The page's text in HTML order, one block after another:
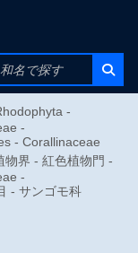
-
-
- Corallinaceae
物界 - 紅色植物門 -
-
- サンゴモ科